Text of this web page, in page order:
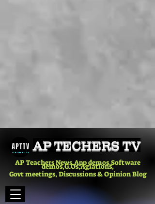
AP TECHERS TV
AP Teachers News,App demos,Software
demos,G.Os,Agiations,
Govt meetings, Discussions & Opinion Blog